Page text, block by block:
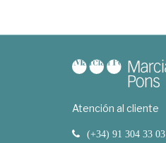
Atención al cliente
(+34) 91 304 33 03